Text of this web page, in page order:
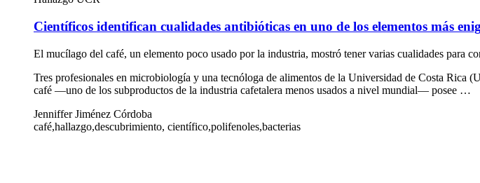
Científicos identifican cualidades antibióticas en uno de los elementos más
El mucílago del café, un elemento poco usado por la industria, mostró tener varias cualidades para
Tres profesionales en microbiología y una tecnóloga de alimentos de la Universidad de Costa
café —uno de los subproductos de la industria cafetalera menos usados a nivel mundial— posee …
Jenniffer Jiménez Córdoba
café,hallazgo,descubrimiento, científico,polifenoles,bacterias